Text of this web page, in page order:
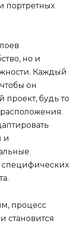
портретных
но и
Каждый
он
будь то
и
специфических
процесс
становится